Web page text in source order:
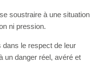
soustraire à une situation
ni pression.
dans le respect de leur
un danger réel, avéré et